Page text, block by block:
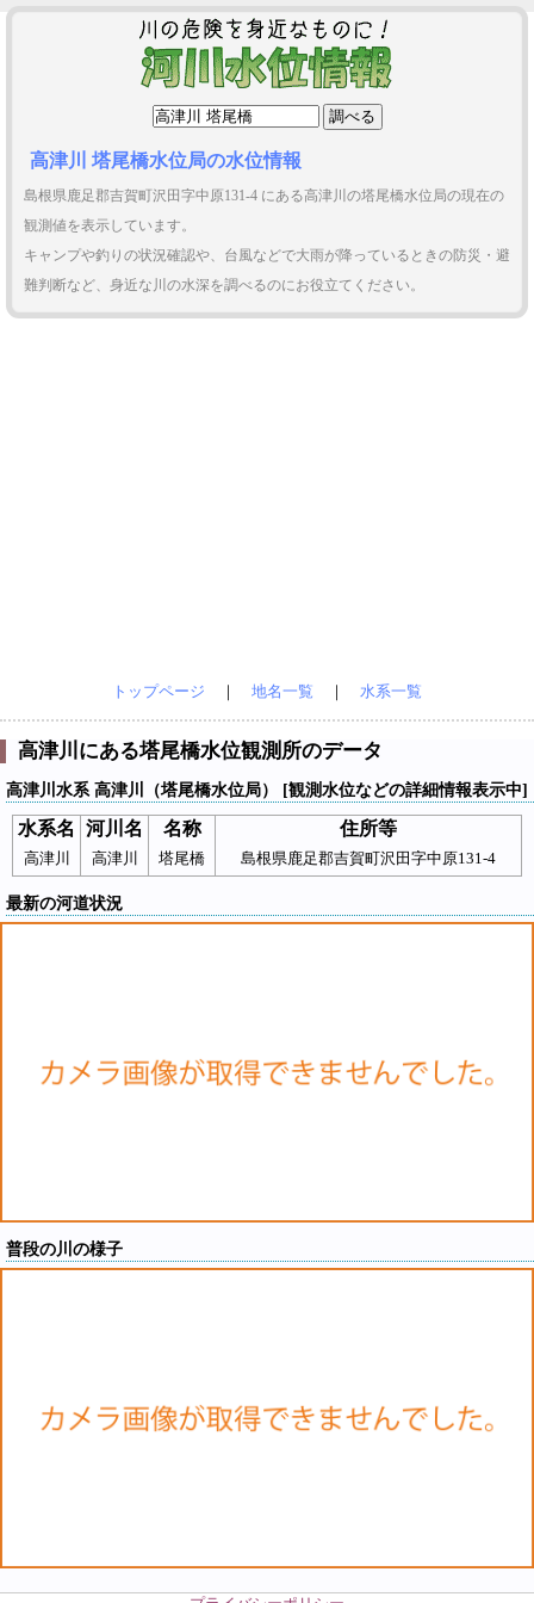
高津川 塔尾橋水位局の水位情報
島根県鹿足郡吉賀町沢田字中原131-4 にある高津川の塔尾橋水位局の現在の
観測値を表示しています。
キャンプや釣りの状況確認や、台風などで大雨が降っているときの防災・避
難判断など、身近な川の水深を調べるのにお役立てください。
トップページ ｜ 地名一覧 ｜ 水系一覧
高津川にある塔尾橋水位観測所のデータ
高津川水系 高津川（塔尾橋水位局） [観測水位などの詳細情報表示中]
水系名 河川名 名称 住所等
高津川 高津川 塔尾橋 島根県鹿足郡吉賀町沢田字中原131-4
最新の河道状況
普段の川の様子